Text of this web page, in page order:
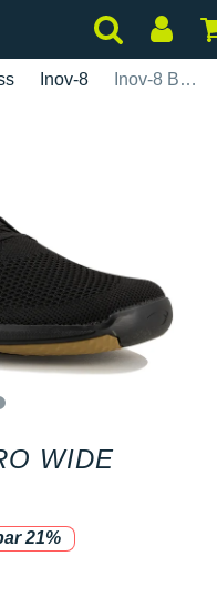
Inov-8 Inov-8 Bare-XF Pro Wide
WIDE
21%
marca